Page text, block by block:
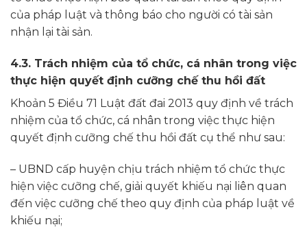
của pháp luật và thông báo cho người có tài sản
nhận lại tài sản.
4.3. Trách nhiệm của tổ chức, cá nhân trong việc
thực hiện quyết định cưỡng chế thu hồi đất
Khoản 5 Điều 71 Luật đất đai 2013 quy định về trách
nhiệm của tổ chức, cá nhân trong việc thực hiện
quyết định cưỡng chế thu hồi đất cụ thể như sau:
– UBND cấp huyện chịu trách nhiệm tổ chức thực
hiện việc cưỡng chế, giải quyết khiếu nại liên quan
đến việc cưỡng chế theo quy định của pháp luật về
khiếu nại;